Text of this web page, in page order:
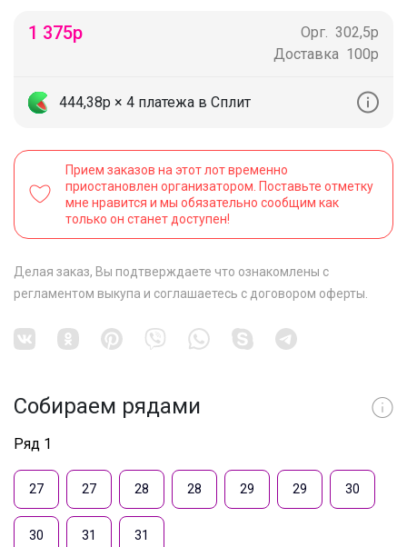
1 375р Орг. 302,5р
Доставка 100р
444,38р × 4 платежа в Сплит
Прием заказов на этот лот временно
приостановлен организатором. Поставьте отметку
мне нравится и мы обязательно сообщим как
только он станет доступен!
Делая заказ, Вы подтверждаете что ознакомлены с
регламентом выкупа и соглашаетесь с договором оферты
Собираем рядами
Ряд 1
27 27 28 28 29 29 30
30 31 31